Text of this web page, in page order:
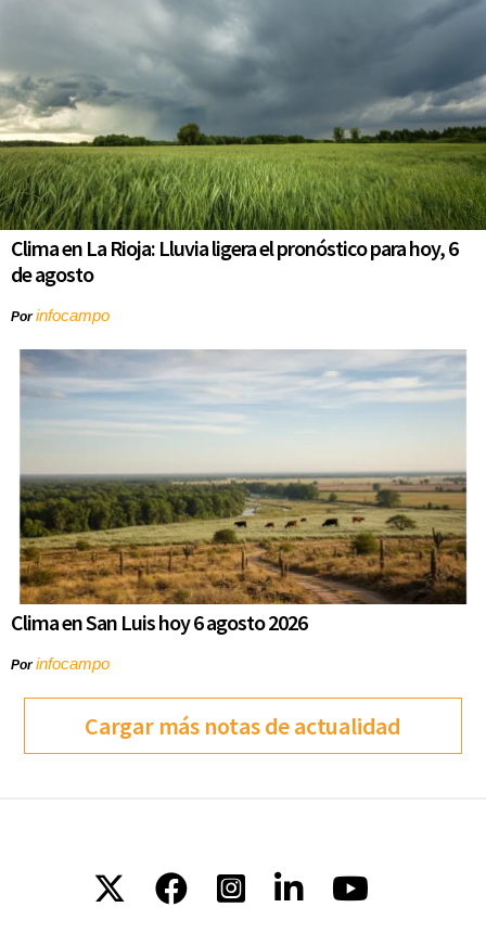
Clima en La Rioja: Lluvia ligera el pronóstico para hoy, 6
de agosto
Porinfocampo
Clima en San Luis hoy 6 agosto 2026
Porinfocampo
Cargar más notas de actualidad